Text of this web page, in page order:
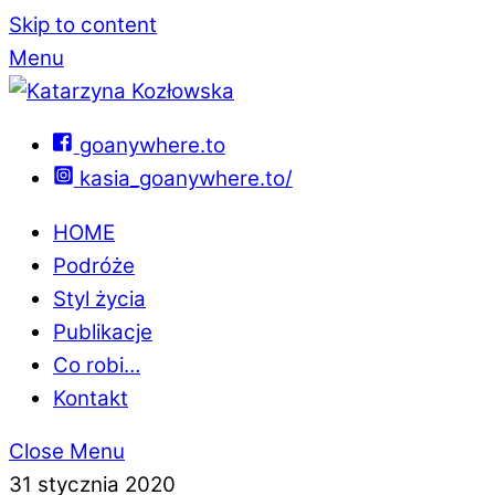
Skip to content
Menu
goanywhere.to
kasia_goanywhere.to/
HOME
Podróże
Styl życia
Publikacje
Co robi…
Kontakt
Close Menu
31 stycznia 2020